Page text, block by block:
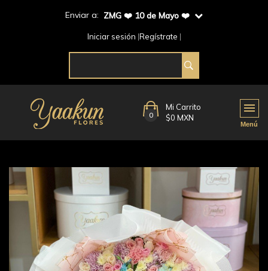
Enviar a: ZMG ❤️ 10 de Mayo ❤️
Iniciar sesión Regístrate
0
Mi Carrito
$0 MXN